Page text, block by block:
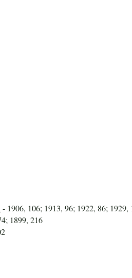
- 1906, 106; 1913, 96; 1922, 86; 1929,
1899, 216